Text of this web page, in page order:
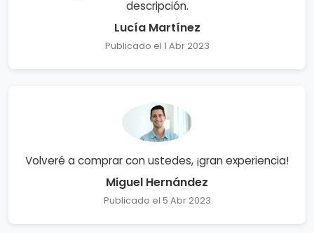
descripción.
Lucía Martínez
Publicado el 1 Abr 2023
Volveré a comprar con ustedes, ¡gran experiencia!
Miguel Hernández
Publicado el 5 Abr 2023